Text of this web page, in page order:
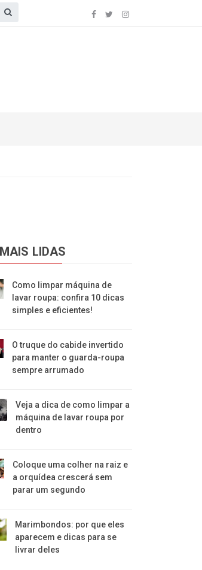
LIDAS
Como limpar máquina de
lavar roupa: confira 10 dicas
simples e eficientes!
O truque do cabide invertido
para manter o guarda-roupa
sempre arrumado
Veja a dica de como limpar a
máquina de lavar roupa por
dentro
Coloque uma colher na raiz e
a orquídea crescerá sem
parar um segundo
Marimbondos: por que eles
aparecem e dicas para se
livrar deles